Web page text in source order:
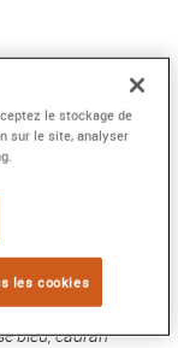
acier,
mouvement
taille
: 6 mm,
bleu, cadran
le stockage de
sur le site, analyser
les cookies